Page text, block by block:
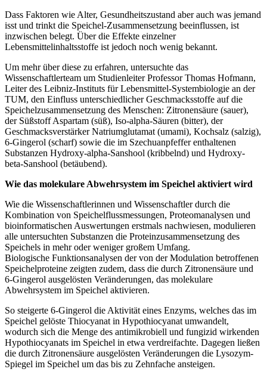
Dass Faktoren wie Alter, Gesundheitszustand aber auch was jemand
isst und trinkt die Speichel-Zusammensetzung beeinflussen, ist
inzwischen belegt. Über die Effekte einzelner
Lebensmittelinhaltsstoffe ist jedoch noch wenig bekannt.
Um mehr über diese zu erfahren, untersuchte das
Wissenschaftlerteam um Studienleiter Professor Thomas Hofmann,
Leiter des Leibniz-Instituts für Lebensmittel-Systembiologie an der
TUM, den Einfluss unterschiedlicher Geschmacksstoffe auf die
Speichelzusammensetzung des Menschen: Zitronensäure (sauer),
der Süßstoff Aspartam (süß), Iso-alpha-Säuren (bitter), der
Geschmacksverstärker Natriumglutamat (umami), Kochsalz (salzig),
6-Gingerol (scharf) sowie die im Szechuanpfeffer enthaltenen
Substanzen Hydroxy-alpha-Sanshool (kribbelnd) und Hydroxy-
beta-Sanshool (betäubend).
Wie das molekulare Abwehrsystem im Speichel aktiviert wird
Wie die Wissenschaftlerinnen und Wissenschaftler durch die
Kombination von Speichelflussmessungen, Proteomanalysen und
bioinformatischen Auswertungen erstmals nachwiesen, modulieren
alle untersuchten Substanzen die Proteinzusammensetzung des
Speichels in mehr oder weniger großem Umfang.
Biologische Funktionsanalysen der von der Modulation betroffenen
Speichelproteine zeigten zudem, dass die durch Zitronensäure und
6-Gingerol ausgelösten Veränderungen, das molekulare
Abwehrsystem im Speichel aktivieren.
So steigerte 6-Gingerol die Aktivität eines Enzyms, welches das im
Speichel gelöste Thiocyanat in Hypothiocyanat umwandelt,
wodurch sich die Menge des antimikrobiell und fungizid wirkenden
Hypothiocyanats im Speichel in etwa verdreifachte. Dagegen ließen
die durch Zitronensäure ausgelösten Veränderungen die Lysozym-
Spiegel im Speichel um das bis zu Zehnfache ansteigen.